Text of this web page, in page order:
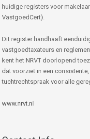
huidige registers voor
VastgoedCert).
Dit register handhaaft
vastgoedtaxateurs en
kent het NRVT doorlopend
dat voorziet in een
tuchtrechtspraak voor alle
www.nrvt.nl